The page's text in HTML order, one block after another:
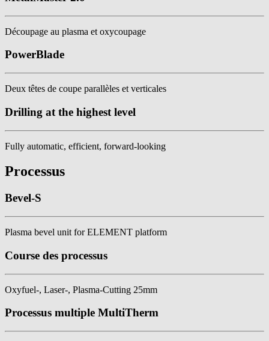
Découpage au plasma et oxycoupage
PowerBlade
Deux têtes de coupe parallèles et verticales
Drilling at the highest level
Fully automatic, efficient, forward-looking
Processus
Bevel-S
Plasma bevel unit for ELEMENT platform
Course des processus
Oxyfuel-, Laser-, Plasma-Cutting 25mm
Processus multiple MultiTherm